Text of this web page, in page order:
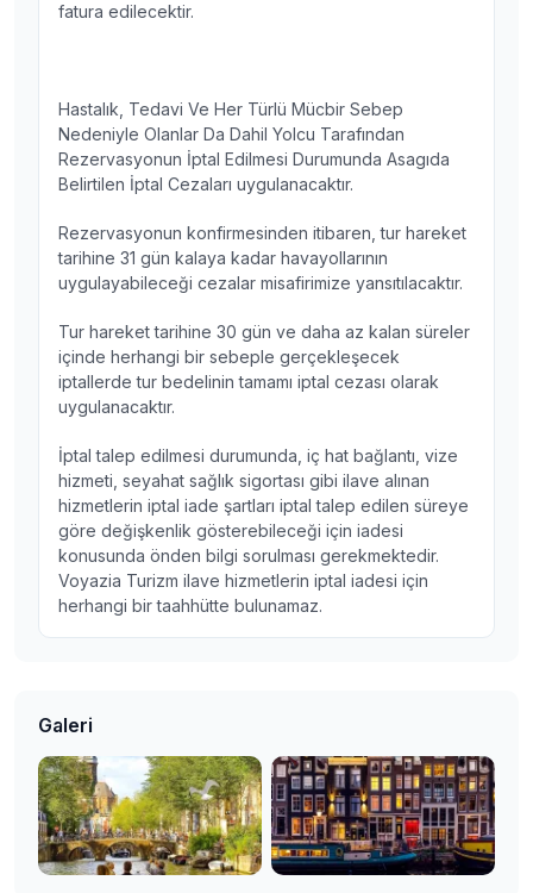
fatura edilecektir.
Hastalık, Tedavi Ve Her Türlü Mücbir Sebep
Nedeniyle Olanlar Da Dahil Yolcu Tarafından
Rezervasyonun İptal Edilmesi Durumunda Asagıda
Belirtilen İptal Cezaları uygulanacaktır.
Rezervasyonun konfirmesinden itibaren, tur hareket
tarihine 31 gün kalaya kadar havayollarının
uygulayabileceği cezalar misafirimize yansıtılacaktır.
Tur hareket tarihine 30 gün ve daha az kalan süreler
içinde herhangi bir sebeple gerçekleşecek
iptallerde tur bedelinin tamamı iptal cezası olarak
uygulanacaktır.
İptal talep edilmesi durumunda, iç hat bağlantı, vize
hizmeti, seyahat sağlık sigortası gibi ilave alınan
hizmetlerin iptal iade şartları iptal talep edilen süreye
göre değişkenlik gösterebileceği için iadesi
konusunda önden bilgi sorulması gerekmektedir.
Voyazia Turizm ilave hizmetlerin iptal iadesi için
herhangi bir taahhütte bulunamaz.
Galeri